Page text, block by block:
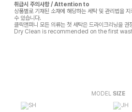
취급시 주의사항 / Attention to
상품별로 기재된 소재에 해당하는 세탁 및 관리법을
수 있습니다.
클릭앤퍼니 모든 의류는 첫 세탁은 드라이크리닝을 권
Dry Clean is recommended on the first
MODEL SIZE